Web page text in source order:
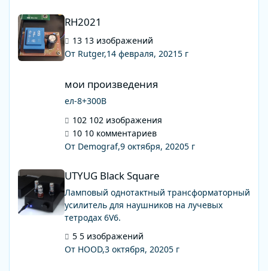
RH2021
RH2021
13 изображений
От Rutger,14 февраля, 20215 г
мои произведения
ел-8+300В
102 изображения
10 комментариев
От Demograf,9 октября, 20205 г
UTYUG Black Square
Ламповый однотактный трансформаторный
усилитель для наушников на лучевых
тетродах 6V6.
5 изображений
От HOOD,3 октября, 20205 г